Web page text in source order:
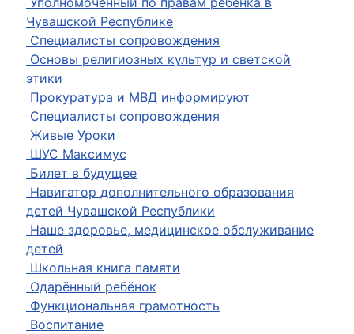
Чувашской Республике
Специалисты сопровождения
Основы религиозных культур и светской
этики
Прокуратура и МВД информируют
Специалисты сопровождения
Живые Уроки
ШУС Максимус
Билет в будущее
Навигатор дополнительного образования
детей Чувашской Республики
Наше здоровье, медицинское обслуживание
детей
Школьная книга памяти
Одарённый ребёнок
Функциональная грамотность
Воспитание